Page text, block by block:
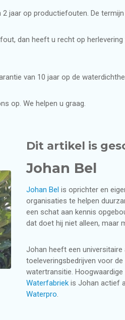
woning
jaar op productiefouten. De
dan heeft u recht op
van 10 jaar op de
op. We helpen u graag.
Dit artikel is
Johan Bel
Johan Bel is oprichter en
organisaties te helpen
een schat aan kennis
dat doet hij niet alleen, maar
Johan heeft een
toeleveringsbedrijven voor
watertransitie.
Waterfabriek is Johan actief
Waterpro.